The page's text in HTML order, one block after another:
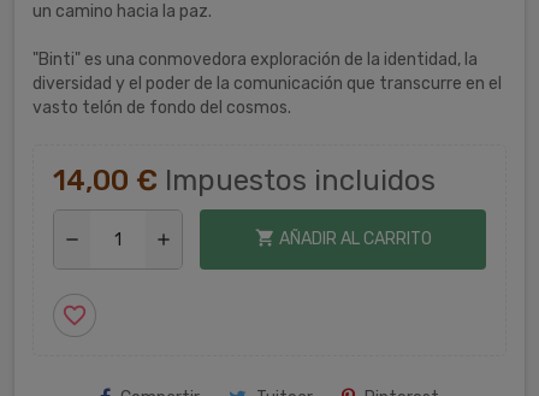
un camino hacia la paz.
"Binti" es una conmovedora exploración de la identidad, la
diversidad y el poder de la comunicación que transcurre en el
vasto telón de fondo del cosmos.
14,00 € Impuestos incluidos
remove add shopping_cart AÑADIR AL CARRITO
favorite_border